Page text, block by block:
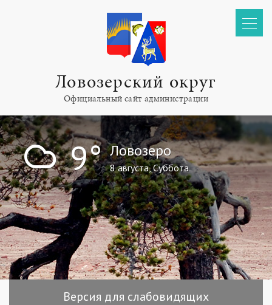
Ловозерский округ
Официальный сайт администрации
! 9° Ловозеро
8 августа, Суббота
Версия для слабовидящих